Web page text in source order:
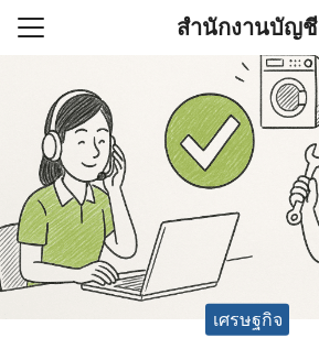
Skip
สำนักงานบัญชี
(ไม่มีชื่อ)
านบัญชี (Accounting
ช่วยสำคัญในการบริหาร
เศรษฐกิจ